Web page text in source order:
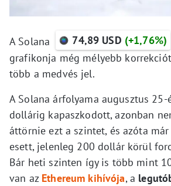
A Solana 74,89 USD (+1,76%)
grafikonja még mélyebb
több a medvés jel.
A Solana árfolyama augusztus 25-
dollárig kapaszkodott, azonban
áttörnie ezt a szintet, és azóta
esett, jelenleg 200 dollár körül
Bár heti szinten így is több mint
van az Ethereum kihívója, a